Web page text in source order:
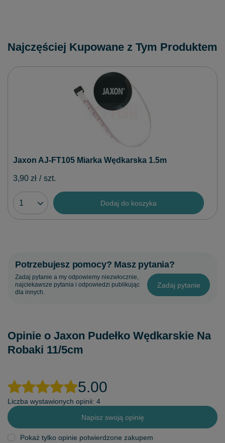
Najczęściej Kupowane z Tym Produktem
Jaxon AJ-FT105 Miarka Wędkarska 1.5m
3,90 zł / szt.
Dodaj do koszyka
Potrzebujesz pomocy? Masz pytania?
Zadaj pytanie a my odpowiemy niezwłocznie,
najciekawsze pytania i odpowiedzi publikując
dla innych.
Zadaj pytanie
Opinie o Jaxon Pudełko Wędkarskie Na
Robaki 11/5cm
5.00
Liczba wystawionych opinii: 4
Napisz swoją opinię
Pokaż tylko opinie potwierdzone zakupem